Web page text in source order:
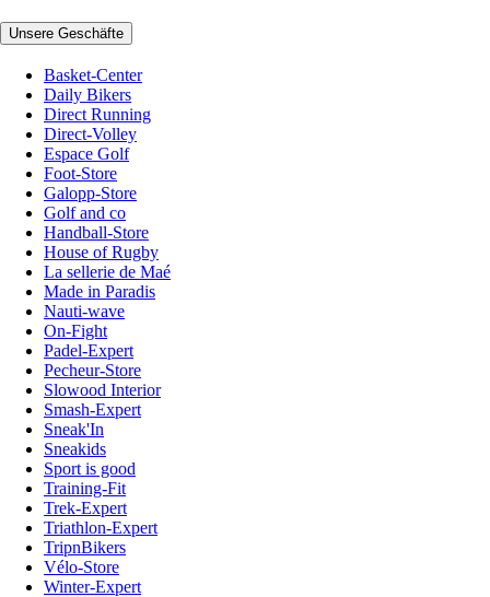
Unsere Geschäfte
Basket-Center
Daily Bikers
Direct Running
Direct-Volley
Espace Golf
Foot-Store
Galopp-Store
Golf and co
Handball-Store
House of Rugby
La sellerie de Maé
Made in Paradis
Nauti-wave
On-Fight
Padel-Expert
Pecheur-Store
Slowood Interior
Smash-Expert
Sneak'In
Sneakids
Sport is good
Training-Fit
Trek-Expert
Triathlon-Expert
TripnBikers
Vélo-Store
Winter-Expert